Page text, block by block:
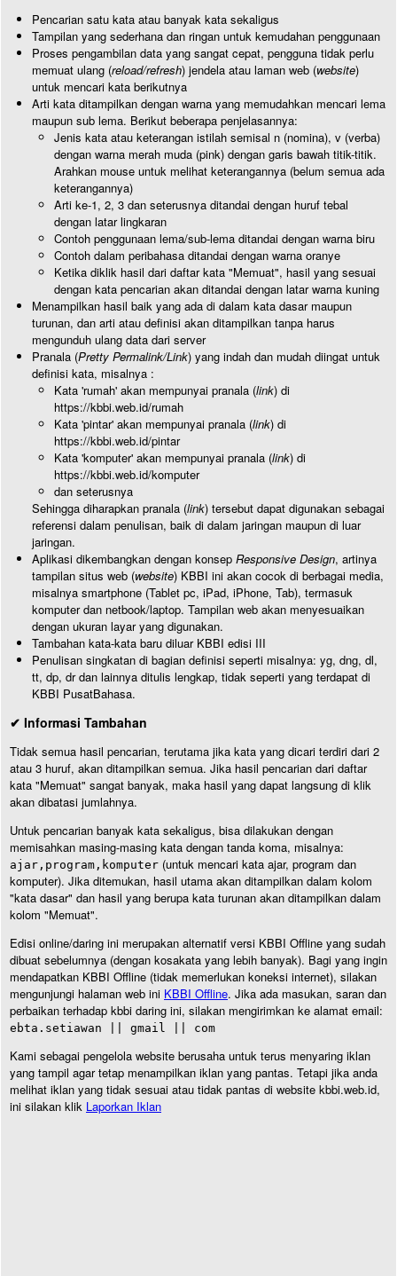
Pencarian satu kata atau banyak kata sekaligus
Tampilan yang sederhana dan ringan untuk kemudahan penggunaan
Proses pengambilan data yang sangat cepat, pengguna tidak perlu
memuat ulang (reload/refresh) jendela atau laman web (website)
untuk mencari kata berikutnya
Arti kata ditampilkan dengan warna yang memudahkan mencari lema
maupun sub lema. Berikut beberapa penjelasannya:
Jenis kata atau keterangan istilah semisal n (nomina), v (verba)
dengan warna merah muda (pink) dengan garis bawah titik-titik.
Arahkan mouse untuk melihat keterangannya (belum semua ada
keterangannya)
Arti ke-1, 2, 3 dan seterusnya ditandai dengan huruf tebal
dengan latar lingkaran
Contoh penggunaan lema/sub-lema ditandai dengan warna biru
Contoh dalam peribahasa ditandai dengan warna oranye
Ketika diklik hasil dari daftar kata "Memuat", hasil yang sesuai
dengan kata pencarian akan ditandai dengan latar warna kuning
Menampilkan hasil baik yang ada di dalam kata dasar maupun
turunan, dan arti atau definisi akan ditampilkan tanpa harus
mengunduh ulang data dari server
Pranala (Pretty Permalink/Link) yang indah dan mudah diingat untuk
definisi kata, misalnya :
Kata 'rumah' akan mempunyai pranala (link) di
https://kbbi.web.id/rumah
Kata 'pintar' akan mempunyai pranala (link) di
https://kbbi.web.id/pintar
Kata 'komputer' akan mempunyai pranala (link) di
https://kbbi.web.id/komputer
dan seterusnya
Sehingga diharapkan pranala (link) tersebut dapat digunakan sebagai
referensi dalam penulisan, baik di dalam jaringan maupun di luar
jaringan.
Aplikasi dikembangkan dengan konsep Responsive Design, artinya
tampilan situs web (website) KBBI ini akan cocok di berbagai media,
misalnya smartphone (Tablet pc, iPad, iPhone, Tab), termasuk
komputer dan netbook/laptop. Tampilan web akan menyesuaikan
dengan ukuran layar yang digunakan.
Tambahan kata-kata baru diluar KBBI edisi III
Penulisan singkatan di bagian definisi seperti misalnya: yg, dng, dl,
tt, dp, dr dan lainnya ditulis lengkap, tidak seperti yang terdapat di
KBBI PusatBahasa.
✔ Informasi Tambahan
Tidak semua hasil pencarian, terutama jika kata yang dicari terdiri dari 2
atau 3 huruf, akan ditampilkan semua. Jika hasil pencarian dari daftar
kata "Memuat" sangat banyak, maka hasil yang dapat langsung di klik
akan dibatasi jumlahnya.
Untuk pencarian banyak kata sekaligus, bisa dilakukan dengan
memisahkan masing-masing kata dengan tanda koma, misalnya:
ajar,program,komputer (untuk mencari kata ajar, program dan
komputer). Jika ditemukan, hasil utama akan ditampilkan dalam kolom
"kata dasar" dan hasil yang berupa kata turunan akan ditampilkan dalam
kolom "Memuat".
Edisi online/daring ini merupakan alternatif versi KBBI Offline yang sudah
dibuat sebelumnya (dengan kosakata yang lebih banyak). Bagi yang ingin
mendapatkan KBBI Offline (tidak memerlukan koneksi internet), silakan
mengunjungi halaman web ini KBBI Offline. Jika ada masukan, saran dan
perbaikan terhadap kbbi daring ini, silakan mengirimkan ke alamat email:
ebta.setiawan || gmail || com
Kami sebagai pengelola website berusaha untuk terus menyaring iklan
yang tampil agar tetap menampilkan iklan yang pantas. Tetapi jika anda
melihat iklan yang tidak sesuai atau tidak pantas di website kbbi.web.id,
ini silakan klik Laporkan Iklan